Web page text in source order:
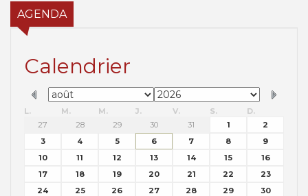
AGENDA
Calendrier
L. M. M. J. V. S.
D.
27
28 29 30 31 1
2
3
4 5 6 7 8
9
10
11 12 13 14 15
16
17
18 19 20 21 22
23
24
25 26 27 28 29
30